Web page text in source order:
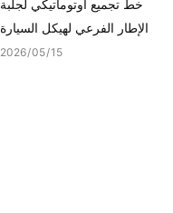
خط تجميع أوتوماتيكي لجلبة
الإطار الفرعي لهيكل السيارة
2026 05 15